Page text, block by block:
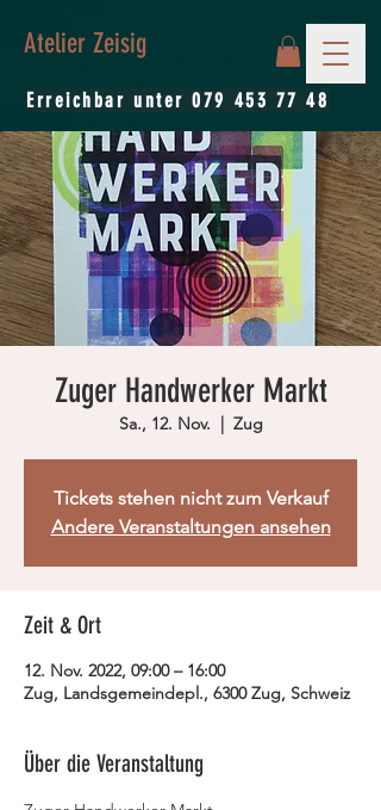
Erreichbar unter079 453 77 48
Atelier Zeisig
Zuger Handwerker Markt
Sa., 12. Nov.
  |
Zug
Tickets stehen nicht zum Verkauf
Andere Veranstaltungen ansehen
Zeit & Ort
12. Nov. 2022, 09:00 – 16:00
Zug, Landsgemeindepl., 6300 Zug, Schweiz
Über die Veranstaltung